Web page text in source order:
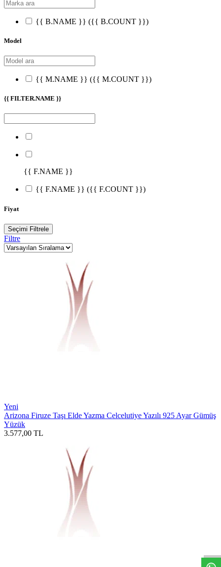
{{ B.NAME }} ({{ B.COUNT }})
Model
{{ M.NAME }} ({{ M.COUNT }})
{{ FILTER.NAME }}
{{ F.NAME }}
{{ F.NAME }} ({{ F.COUNT }})
Fiyat
Seçimi Filtrele
Filtre
Yeni
Arizona Firuze Taşı Elde Yazma Celcelutiye Yazılı 925 Ayar Gümüş
Yüzük
3.577,00 TL